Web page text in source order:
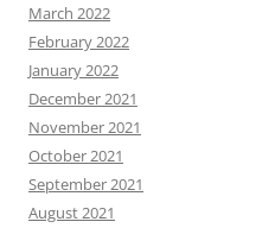
March 2022
February 2022
January 2022
December 2021
November 2021
October 2021
September 2021
August 2021